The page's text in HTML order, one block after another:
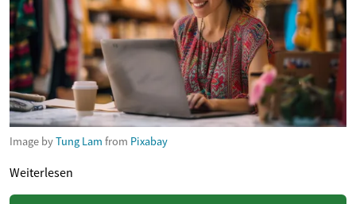
Image byTung Lam from Pixabay
Weiterlesen